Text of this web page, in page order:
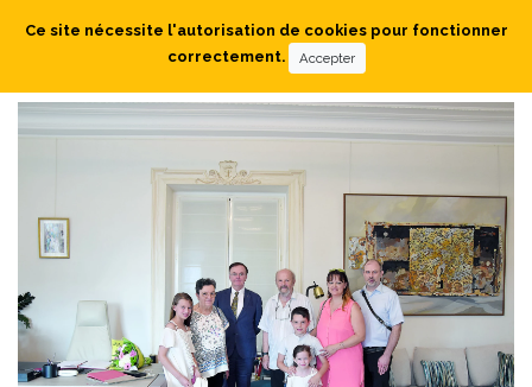
Ce site nécessite l'autorisation de cookies pour fonctionner
correctement.
Accepter